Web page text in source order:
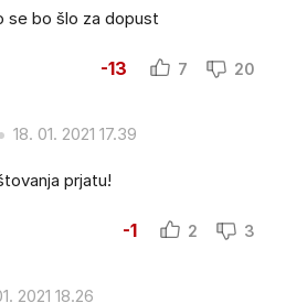
se bo šlo za dopust
-13 7 20
18. 01. 2021 17.39
prjatu!
-1 2 3
2021 18.26